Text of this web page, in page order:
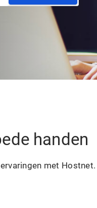
handen
met Hostnet.